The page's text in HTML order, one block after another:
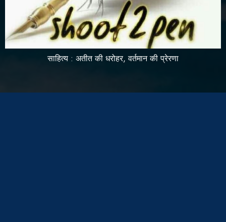
साहित्य : अतीत की धरोहर, वर्तमान की प्रेरणा